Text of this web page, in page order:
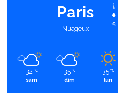
Paris
Nuageux
32 ℃
sam
35 ℃
dim
35 ℃
lun